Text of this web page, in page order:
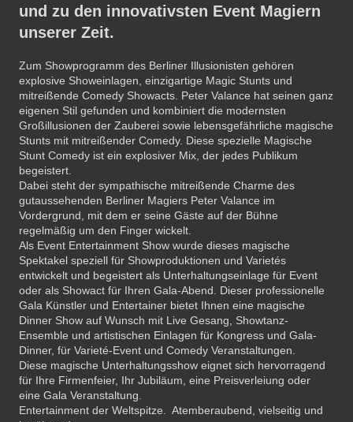
und zu den innovativsten Event Magiern
unserer Zeit.
Zum Showprogramm des Berliner Illusionisten gehören
explosive Showeinlagen, einzigartige Magic Stunts und
mitreißende Comedy Showacts. Peter Valance hat seinen ganz
eigenen Stil gefunden und kombiniert die modernsten
Großillusionen der Zauberei sowie lebensgefährliche magische
Stunts mit mitreißender Comedy. Diese spezielle Magische
Stunt Comedy ist ein explosiver Mix, der jedes Publikum
begeistert.
Dabei steht der sympathische mitreißende Charme des
gutaussehenden Berliner Magiers Peter Valance im
Vordergrund, mit dem er seine Gäste auf der Bühne
regelmäßig um den Finger wickelt.
Als Event Entertainment Show wurde dieses magische
Spektakel speziell für Showproduktionen und Varietés
entwickelt und begeistert als Unterhaltungseinlage für Event
oder als Showact für Ihren Gala-Abend. Dieser professionelle
Gala Künstler und Entertainer bietet Ihnen eine magische
Dinner Show auf Wunsch mit Live Gesang, Showtanz-
Ensemble und artistischen Einlagen für Kongress und Gala-
Dinner, für Varieté-Event und Comedy Veranstaltungen.
Diese magische Unterhaltungsshow eignet sich hervorragend
für Ihre Firmenfeier, Ihr Jubiläum, eine Preisverleiung oder
eine Gala Veranstaltung.
Entertainment der Weltspitze. Atemberaubend, vielseitig und